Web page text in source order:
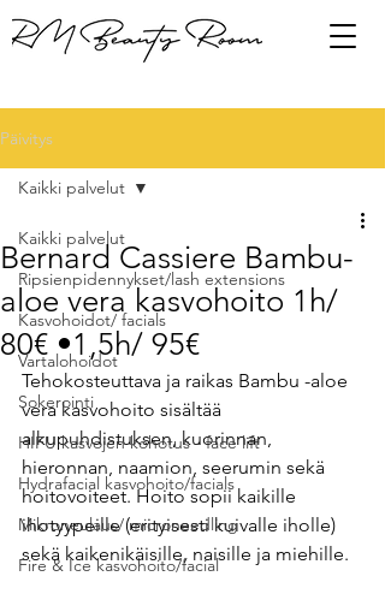
Päivitys
Kaikki palvelut
Ripsienpidennykset/lash extensions
Kasvohoidot/ facials
Vartalohoidot
Sokerointi
HIFU kasvojen kohotus - face lift
Hydrafacial kasvohoito/facials
Mikroneulaus/ microneedling
Fire & Ice kasvohoito/facial
Kaikki palvelut
Bernard Cassiere Bambu-
aloe vera kasvohoito 1h/
80€ •1,5h/ 95€
Tehokosteuttava ja raikas Bambu -aloe
vera kasvohoito sisältää
alkupuhdistuksen, kuorinnan,
hieronnan, naamion, seerumin sekä
hoitovoiteet. Hoito sopii kaikille
ihotyypeille (erityisesti kuivalle iholle)
sekä kaikenikäisille, naisille ja miehille.